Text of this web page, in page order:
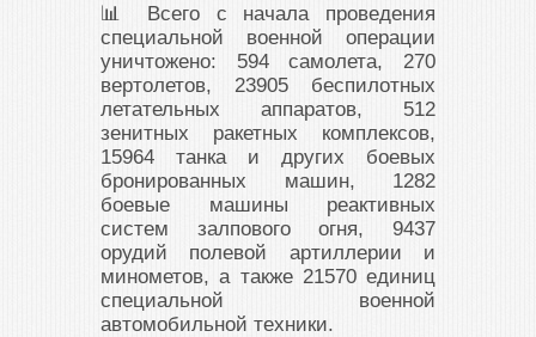
📊 Всего с начала проведения
специальной военной операции
уничтожено: 594 самолета, 270
вертолетов, 23905 беспилотных
летательных аппаратов, 512
зенитных ракетных комплексов,
15964 танка и других боевых
бронированных машин, 1282
боевые машины реактивных
систем залпового огня, 9437
орудий полевой артиллерии и
минометов, а также 21570 единиц
специальной военной
автомобильной техники.